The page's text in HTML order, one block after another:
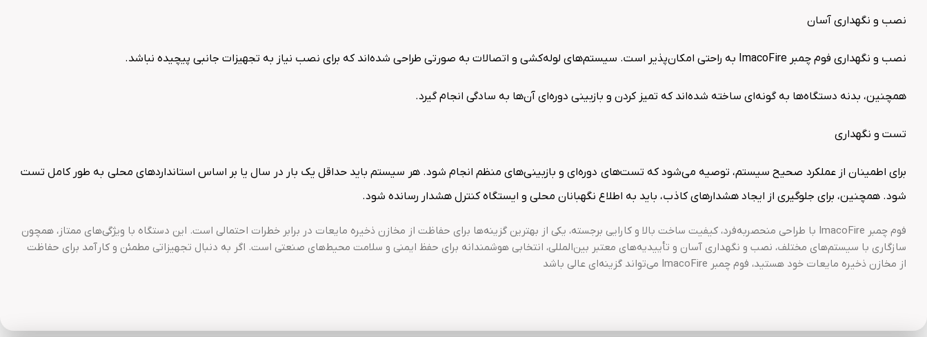
نصب و نگهداری آسان
نصب و نگهداری فوم چمبر ImacoFire به راحتی امکان‌پذیر است. سیستم‌های لوله‌کشی و اتصالات به صورتی طراحی شده‌اند که برای نصب نیاز به تجهیزات جانبی پیچیده نباشد.
همچنین، بدنه دستگاه‌ها به گونه‌ای ساخته شده‌اند که تمیز کردن و بازبینی دوره‌ای آن‌ها به سادگی انجام گیرد.
تست و نگهداری
برای اطمینان از عملکرد صحیح سیستم، توصیه می‌شود که تست‌های دوره‌ای و بازبینی‌های منظم انجام شود. هر سیستم باید حداقل یک بار در سال یا بر اساس استانداردهای محلی به طور کامل تست
شود. همچنین، برای جلوگیری از ایجاد هشدارهای کاذب، باید به اطلاع نگهبانان محلی و ایستگاه کنترل هشدار رسانده شود.
فوم چمبر ImacoFire با طراحی منحصر‌به‌فرد، کیفیت ساخت بالا و کارایی برجسته، یکی از بهترین گزینه‌ها برای حفاظت از مخازن ذخیره مایعات در برابر خطرات احتمالی است. این دستگاه با ویژگی‌های ممتاز، همچون
سازگاری با سیستم‌های مختلف، نصب و نگهداری آسان و تأییدیه‌های معتبر بین‌المللی، انتخابی هوشمندانه برای حفظ ایمنی و سلامت محیط‌های صنعتی است. اگر به دنبال تجهیزاتی مطمئن و کارآمد برای حفاظت
از مخازن ذخیره مایعات خود هستید، فوم چمبر ImacoFire می‌تواند گزینه‌ای عالی باشد